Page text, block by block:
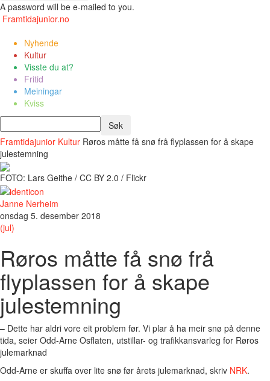
A password will be e-mailed to you.
Framtidajunior.no
Nyhende
Kultur
Visste du at?
Fritid
Meiningar
Kviss
Framtidajunior Kultur Røros måtte få snø frå flyplassen for å skape
julestemning
FOTO: Lars Geithe / CC BY 2.0 / Flickr
Janne Nerheim
onsdag 5. desember 2018
(jul)
Røros måtte få snø frå
flyplassen for å skape
julestemning
– Dette har aldri vore eit problem før. Vi plar å ha meir snø på denne
tida, seier Odd-Arne Osflaten, utstillar- og trafikkansvarleg for Røros
julemarknad
Odd-Arne er skuffa over lite snø før årets julemarknad, skriv NRK.